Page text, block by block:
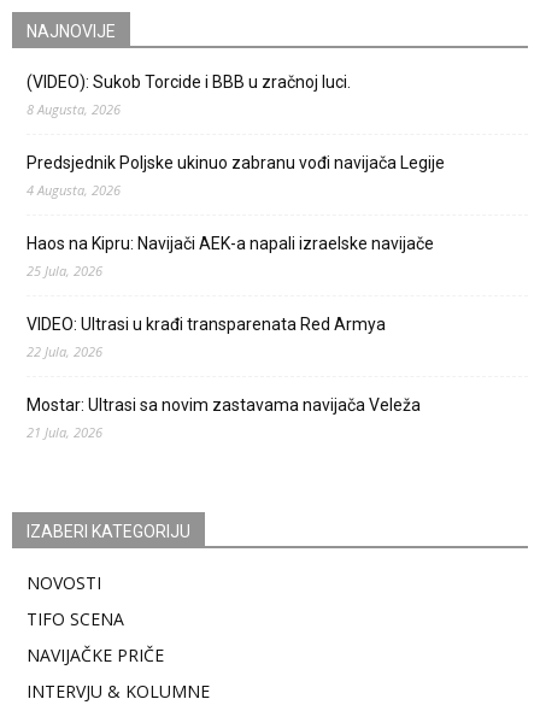
NAJNOVIJE
(VIDEO): Sukob Torcide i BBB u zračnoj luci.
8 Augusta, 2026
Predsjednik Poljske ukinuo zabranu vođi navijača Legije
4 Augusta, 2026
Haos na Kipru: Navijači AEK-a napali izraelske navijače
25 Jula, 2026
VIDEO: Ultrasi u krađi transparenata Red Armya
22 Jula, 2026
Mostar: Ultrasi sa novim zastavama navijača Veleža
21 Jula, 2026
IZABERI KATEGORIJU
NOVOSTI
TIFO SCENA
NAVIJAČKE PRIČE
INTERVJU & KOLUMNE